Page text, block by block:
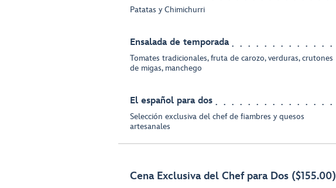
Patatas y Chimichurri
Ensalada de temporada
Tomates tradicionales, fruta de carozo, verduras, crutones
de migas, manchego
El español para dos
Selección exclusiva del chef de fiambres y quesos
artesanales
Cena Exclusiva del Chef para Dos ($155.00)